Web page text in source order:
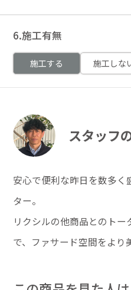
6.施工有無
施工する 施工しな
スタッフ
安心で便利な昨日を数多く
ター。
リクシルの他商品とのト
で、ファサード空間をより